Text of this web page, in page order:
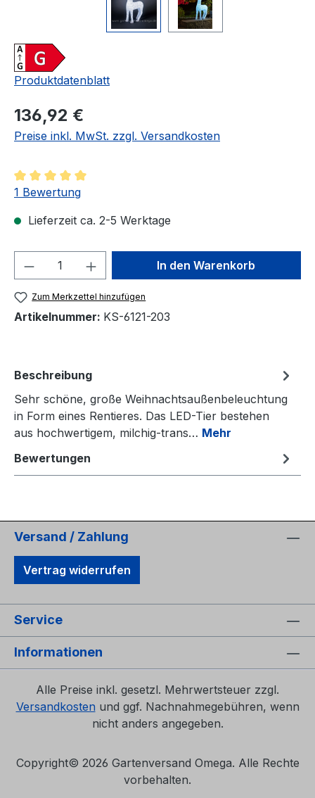
Produktdatenblatt
Regulärer Preis:
136,92 €
Preise inkl. MwSt. zzgl. Versandkosten
Durchschnittliche Bewertung von 5 von 5 Sternen
1 Bewertung
Lieferzeit ca. 2-5 Werktage
Produkt Anzahl: Gib denIn den Warenkorb
Zum Merkzettel hinzufügen
Artikelnummer: KS-6121-203
Beschreibung
Sehr schöne, große Weihnachtsaußenbeleuchtung
in Form eines Rentieres. Das LED-Tier bestehen
aus hochwertigem, milchig-trans… Mehr
Bewertungen
Versand / Zahlung
Vertrag widerrufen
Service
Informationen
Alle Preise inkl. gesetzl. Mehrwertsteuer zzgl.
Versandkosten und ggf. Nachnahmegebühren, wenn
nicht anders angegeben.
Copyright© 2026 Gartenversand Omega. Alle Rechte
vorbehalten.